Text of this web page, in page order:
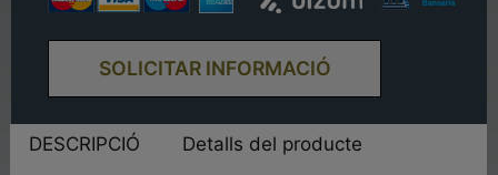
SOLICITAR INFORMACIÓ
DESCRIPCIÓ Detalls del producte